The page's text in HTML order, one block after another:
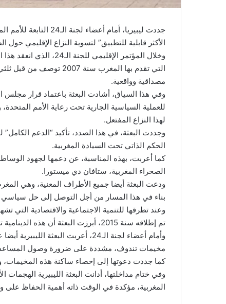
جددت ليبيريا، أمام
الأكثر قابلية للتطبيق” لتسوية النزاع الإقليمي حول
وخلال المؤتمر الإقليمي
التي تقدم بها المغرب
مصداقية وواقعية.
للعملية السياسية الجارية تحت رعاية الأمم
لهذا النزاع المفتعل.
وجددت البعثة، في هذا الصدد، تأكيد “الدعم
الحكم الذاتي تحت السيادة المغربية.
كما أعربت، بهذه المناسبة، عن دعمها لجهود
الصحراء المغربية، ستافان دي ميستورا.
ودعت البعثة أيضا جميع الأطراف المعنية، وهي
بناء في هذا المسار من أجل التوصل إلى حل سياسي
وعند تطرقها للتنمية الاجتماعية والاقتصادية التي
تم إطلاقه سنة 2015، أبرزت البعثة أن هذه الدينامية تساهم في الارتقاء بظروف عيش ساكنة المنطقة.
وأمام أعضاء لجنة الـ24، أعربت
مخيمات تندوف، مشددة على ضرورة وصول
كما جددت دعوتها إلى إحصاء ساكنة هذه المخيمات،
وفي ختام مداخلتها، أدانت البعثة الليبيرية الهجمات
المغربية، مؤكدة في الوقت ذاته أهمية الحفاظ على